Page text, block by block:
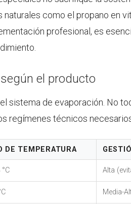
como el propano en
profesional, es
el producto
sistema de evaporación. No
regímenes técnicos
DE TEMPERATURA
Alta
Media-